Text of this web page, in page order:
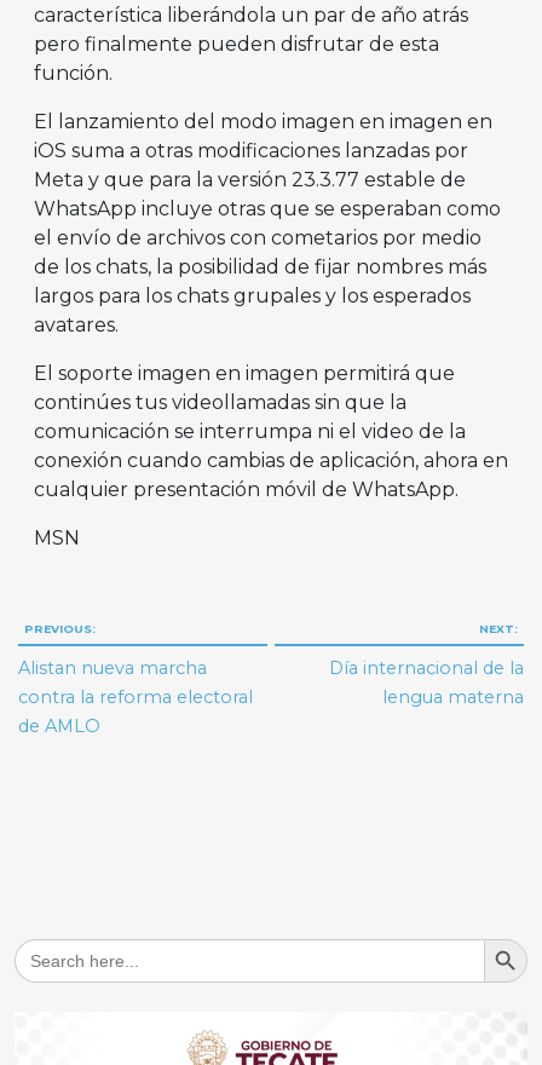
característica liberándola un par de año atrás
pero finalmente pueden disfrutar de esta
función.
El lanzamiento del modo imagen en imagen en
iOS suma a otras modificaciones lanzadas por
Meta y que para la versión 23.3.77 estable de
WhatsApp incluye otras que se esperaban como
el envío de archivos con cometarios por medio
de los chats, la posibilidad de fijar nombres más
largos para los chats grupales y los esperados
avatares.
El soporte imagen en imagen permitirá que
continúes tus videollamadas sin que la
comunicación se interrumpa ni el video de la
conexión cuando cambias de aplicación, ahora en
cualquier presentación móvil de WhatsApp.
MSN
Navegación
de
entradas
PREVIOUS:
Alistan nueva marcha
contra la reforma electoral
de AMLO
NEXT:
Día internacional de la
lengua materna
Search
for:
Search